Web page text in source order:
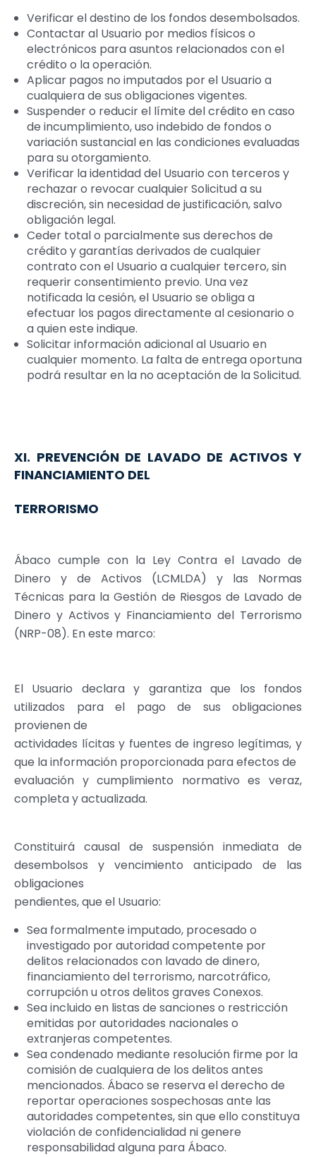
Verificar el destino de los fondos desembolsados.
Contactar al Usuario por medios físicos o
electrónicos para asuntos relacionados con el
crédito o la operación.
Aplicar pagos no imputados por el Usuario a
cualquiera de sus obligaciones vigentes.
Suspender o reducir el límite del crédito en caso
de incumplimiento, uso indebido de fondos o
variación sustancial en las condiciones evaluadas
para su otorgamiento.
Verificar la identidad del Usuario con terceros y
rechazar o revocar cualquier Solicitud a su
discreción, sin necesidad de justificación, salvo
obligación legal.
Ceder total o parcialmente sus derechos de
crédito y garantías derivados de cualquier
contrato con el Usuario a cualquier tercero, sin
requerir consentimiento previo. Una vez
notificada la cesión, el Usuario se obliga a
efectuar los pagos directamente al cesionario o
a quien este indique.
Solicitar información adicional al Usuario en
cualquier momento. La falta de entrega oportuna
podrá resultar en la no aceptación de la Solicitud.
XI. PREVENCIÓN DE LAVADO DE ACTIVOS Y
FINANCIAMIENTO DEL
TERRORISMO
Ábaco cumple con la Ley Contra el Lavado de
Dinero y de Activos (LCMLDA) y las Normas
Técnicas para la Gestión de Riesgos de Lavado de
Dinero y Activos y Financiamiento del Terrorismo
(NRP-08). En este marco:
El Usuario declara y garantiza que los fondos
utilizados para el pago de sus obligaciones
provienen de
actividades lícitas y fuentes de ingreso legítimas, y
que la información proporcionada para efectos de
evaluación y cumplimiento normativo es veraz,
completa y actualizada.
Constituirá causal de suspensión inmediata de
desembolsos y vencimiento anticipado de las
obligaciones
pendientes, que el Usuario:
Sea formalmente imputado, procesado o
investigado por autoridad competente por
delitos relacionados con lavado de dinero,
financiamiento del terrorismo, narcotráfico,
corrupción u otros delitos graves Conexos.
Sea incluido en listas de sanciones o restricción
emitidas por autoridades nacionales o
extranjeras competentes.
Sea condenado mediante resolución firme por la
comisión de cualquiera de los delitos antes
mencionados. Ábaco se reserva el derecho de
reportar operaciones sospechosas ante las
autoridades competentes, sin que ello constituya
violación de confidencialidad ni genere
responsabilidad alguna para Ábaco.